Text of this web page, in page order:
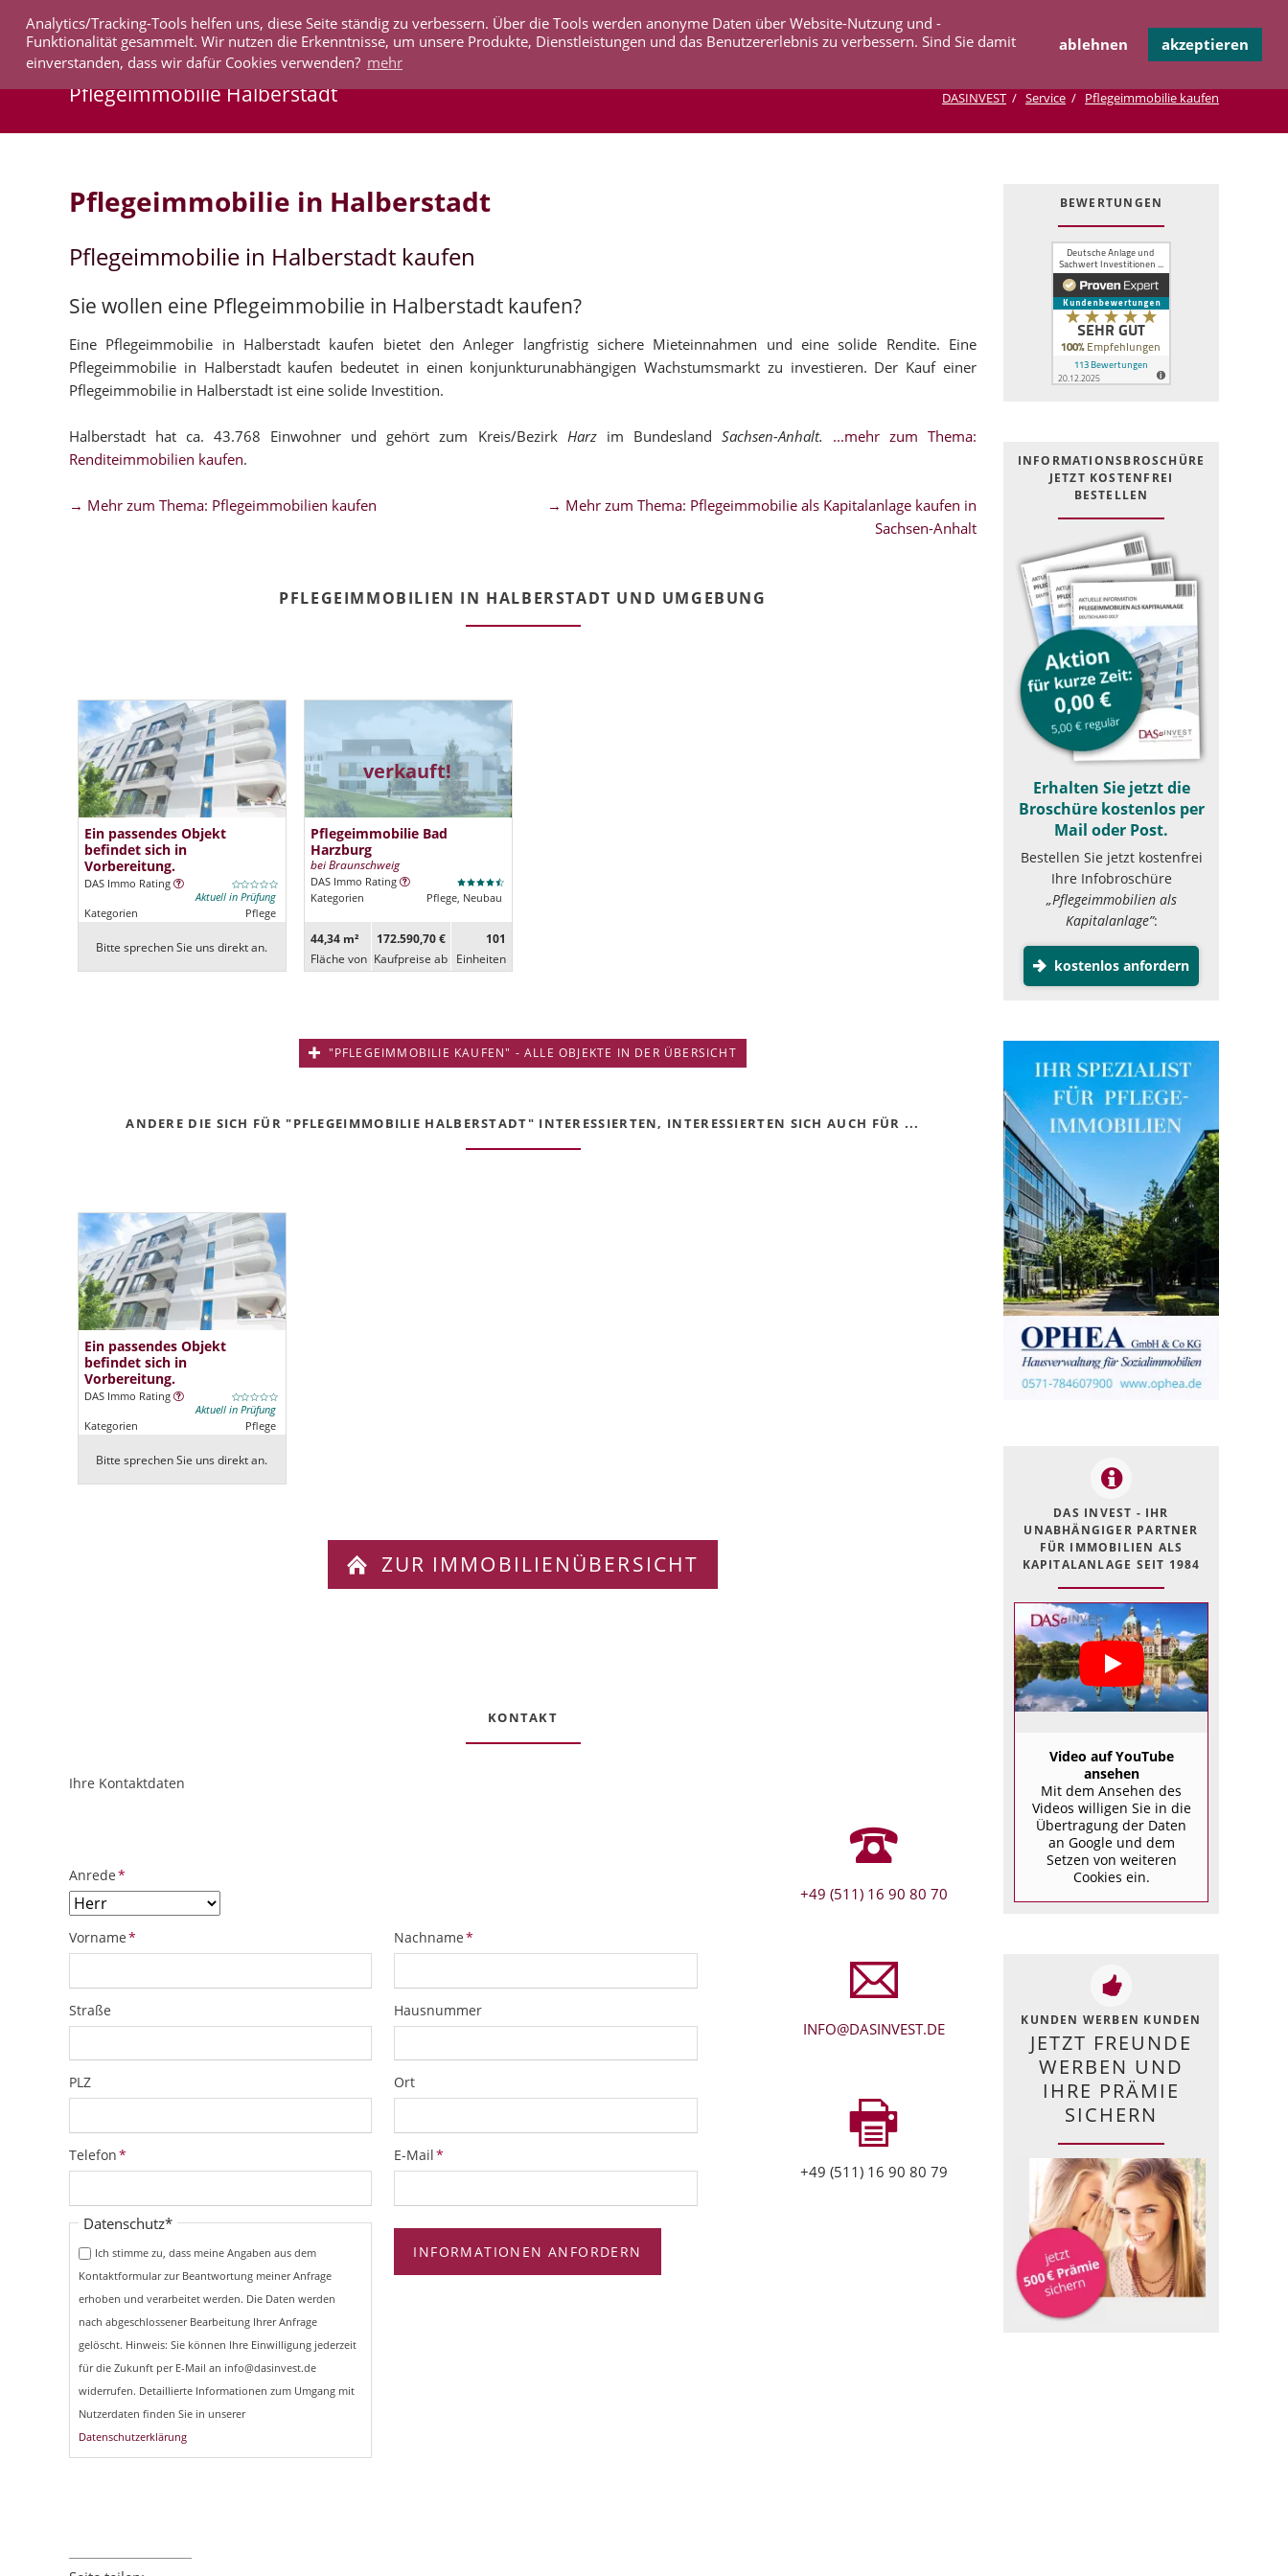
Analytics/Tracking-Tools helfen uns, diese Seite ständig zu verbessern. Über die Tools werden anonyme Daten über Website-Nutzung und -
Funktionalität gesammelt. Wir nutzen die Erkenntnisse, um unsere Produkte, Dienstleistungen und das Benutzererlebnis zu verbessern. Sind Sie damit
einverstanden, dass wir dafür Cookies verwenden? mehr
ablehnen akzeptieren
überspringen
IMMOBILIEN AKTUELLES UNTERNEHMEN SERVICE KOOPERATION KONTAKT
Pflegeimmobilie Halberstadt DASINVEST Service Pflegeimmobilie kaufen
Pflegeimmobilie in Halberstadt
Pflegeimmobilie in Halberstadt kaufen
Sie wollen eine Pflegeimmobilie in Halberstadt kaufen?
Eine Pflegeimmobilie in Halberstadt kaufen bietet den Anleger langfristig sichere Mieteinnahmen und eine solide Rendite. Eine
Pflegeimmobilie in Halberstadt kaufen bedeutet in einen konjunkturunabhängigen Wachstumsmarkt zu investieren. Der Kauf einer
Pflegeimmobilie in Halberstadt ist eine solide Investition.
Halberstadt hat ca. 43.768 Einwohner und gehört zum Kreis/Bezirk Harzim Bundesland Sachsen-Anhalt. ...mehr zum Thema:
Renditeimmobilien kaufen.
→ Mehr zum Thema: Pflegeimmobilien kaufen
→ Mehr zum Thema: Pflegeimmobilie als Kapitalanlage kaufen in
Sachsen-Anhalt
PFLEGEIMMOBILIEN IN HALBERSTADT UND UMGEBUNG
Ein passendes Objekt
befindet sich in
Vorbereitung.
DAS Immo Rating
Aktuell in Prüfung
Kategorien
Pflege
Bitte sprechen Sie uns direkt an.
verkauft!
Pflegeimmobilie Bad
Harzburg
bei Braunschweig
DAS Immo Rating
Kategorien
Pflege, Neubau
44,34 m²
Fläche von
172.590,70 €
Kaufpreise ab
101
Ein­heiten
"PFLEGEIMMOBILIE KAUFEN" - ALLE OBJEKTE IN DER ÜBERSICHT
ANDERE DIE SICH FÜR "PFLEGEIMMOBILIE HALBERSTADT" INTERESSIERTEN, INTERESSIERTEN SICH AUCH FÜR ...
Ein passendes Objekt
befindet sich in
Vorbereitung.
DAS Immo Rating
Aktuell in Prüfung
Kategorien
Pflege
Bitte sprechen Sie uns direkt an.
ZUR IMMOBILIENÜBERSICHT
KONTAKT
ObjektPlatzhalter
URL
Ihre Kontaktdaten
Pflichtfeld
Anrede*
Pflichtfeld
Vorname* Pflichtfeld
Nachname*
Straße Hausnummer
PLZ Ort
Pflichtfeld
Telefon* Pflichtfeld
E-Mail*
Pflichtfeld
Datenschutz*
Ich stimme zu, dass meine Angaben aus dem
Kontaktformular zur Beantwortung meiner Anfrage
erhoben und verarbeitet werden. Die Daten werden
nach abgeschlossener Bearbeitung Ihrer Anfrage
gelöscht. Hinweis: Sie können Ihre Einwilligung jederzeit
für die Zukunft per E-Mail an info@dasinvest.de
widerrufen. Detaillierte Informationen zum Umgang mit
Nutzerdaten finden Sie in unserer
Datenschutzerklärung
INFORMATIONEN ANFORDERN
+49 (511) 16 90 80 70
INFO@DASINVEST.DE
+49 (511) 16 90 80 79
BEWERTUNGEN
INFOR­MATIONS­BROSCHÜRE
JETZT KOSTEN­FREI
BESTELLEN
Erhalten Sie jetzt die
Broschüre kostenlos per
Mail oder Post.
Bestellen Sie jetzt kostenfrei
Ihre Infobroschüre
„Pflegeimmobilien als
Kapitalanlage”:
kostenlos anfordern
DAS INVEST - IHR
UNABHÄNGIGER PARTNER
FÜR IMMOBILIEN ALS
KAPITALANLAGE SEIT 1984
Video auf YouTube
ansehen
Mit dem Ansehen des
Videos willigen Sie in die
Übertragung der Daten
an Google und dem
Setzen von weiteren
Cookies ein.
KUNDEN WERBEN KUNDEN
JETZT FREUNDE
WERBEN UND
IHRE PRÄMIE
SICHERN